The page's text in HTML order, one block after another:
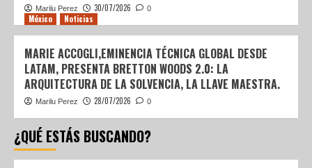
Marilu Perez 30/07/2026 0
México Noticias
MARIE ACCOGLI,EMINENCIA TÉCNICA GLOBAL DESDE
LATAM, PRESENTA BRETTON WOODS 2.0: LA
ARQUITECTURA DE LA SOLVENCIA, LA LLAVE MAESTRA.
Marilu Perez 28/07/2026 0
¿QUÉ ESTÁS BUSCANDO?